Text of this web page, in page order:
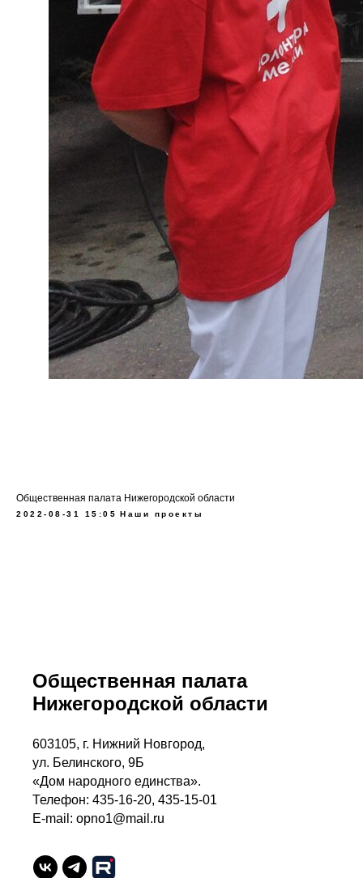
Общественная палата Нижегородской области
2022-08-31 15:05 Наши проекты
Общественная палата
Нижегородской области
603105, г. Нижний Новгород,
ул. Белинского, 9Б
«Дом народного единства».
Телефон: 435-16-20, 435-15-01
E-mail: opno1@mail.ru